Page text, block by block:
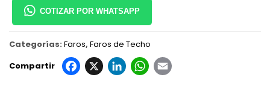
COTIZAR POR WHATSAPP
Categorías: Faros, Faros de Techo
Compartir
Facebook
X LinkedIn
WhatsApp